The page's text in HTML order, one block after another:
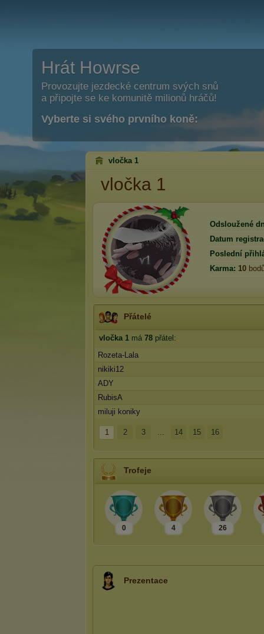
Hrát Howrse
Provozujte jezdecké centrum svých snů
a připojte se ke komunitě milionů hráčů!
Vyberte si svého prvního koně:
vločka 1
vločka 1
Odsloužené
Datum
Poslední
Karma: 10
Přátelé
vločka 1 má 78 přátel:
Rozeta-Lala
nikiki12
ADY
RubisA
miluji koniky
1 2 3 ... 14 15 16
Trofeje
0 4 26
Prezentace